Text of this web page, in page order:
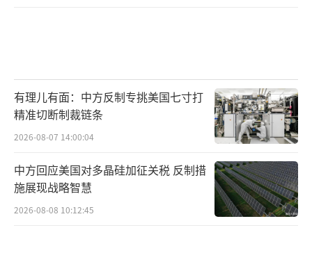
有理儿有面：中方反制专挑美国七寸打
精准切断制裁链条
2026-08-07 14:00:04
中方回应美国对多晶硅加征关税 反制措
施展现战略智慧
2026-08-08 10:12:45